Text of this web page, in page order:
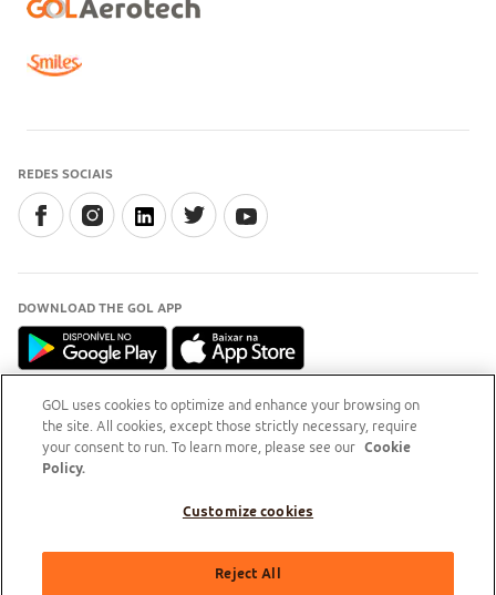
REDES SOCIAIS
DOWNLOAD THE GOL APP
INFORMAÇÃO
Para esclarecimentos, acesse o
GOL Linhas Aéreas S.A - Praça Senador Salgado Filho, s/nº, Aeroporto Santos Dumont, térreo,
GOL uses cookies to optimize and enhance your browsing on
the site. All cookies, except those strictly necessary, require
your consent to run. To learn more, please see our
Cookie
Policy.
Customize cookies
Reject All